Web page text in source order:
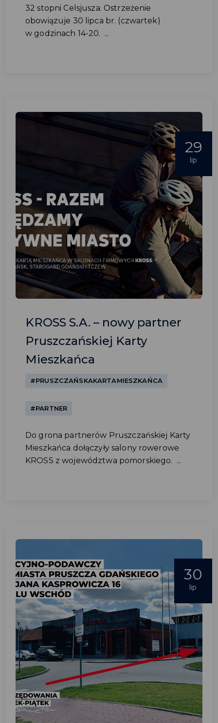
32 stopni Celsjusza. Ostrzeżenie
obowiązuje 30 lipca br. (czwartek)
w godzinach 14-20. ...
29
lip
KROSS S.A. – nowy partner
Pruszczańskiej Karty
Mieszkańca
#PRUSZCZAŃSKAKARTAMIESZKAŃCA
#PARTNER
Do grona partnerów Pruszczańskiej Karty
Mieszkańca dołączyły salony rowerowe
KROSS z województwa pomorskiego. ...
30
lip